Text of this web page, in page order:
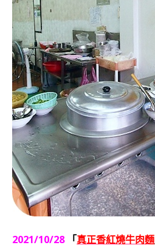
2021/10/28「 真正香紅燒牛肉麵